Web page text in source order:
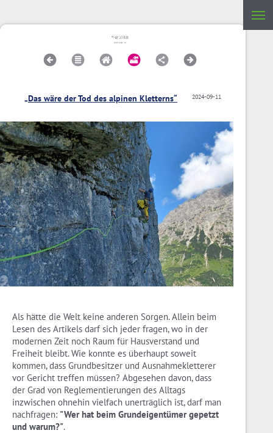
2024-09-11
„Das wäre der Tod des alpinen Kletterns“
Als hätte die Welt keine anderen Sorgen. Allein beim
Lesen des Artikels darf sich jeder fragen, wo in der
modernen Zeit noch Raum für Hausverstand und
Freiheit bleibt. Wie konnte es überhaupt soweit
kommen, dass Grundbesitzer und Ausnahmekletterer
vor Gericht treffen müssen? Abgesehen davon, dass
der Grad von Reglementierungen des Alltags
inzwischen ohnehin vielfach unerträglich ist, darf man
nachfragen: "Wer hat beim Grundeigentümer gepetzt
und warum?".